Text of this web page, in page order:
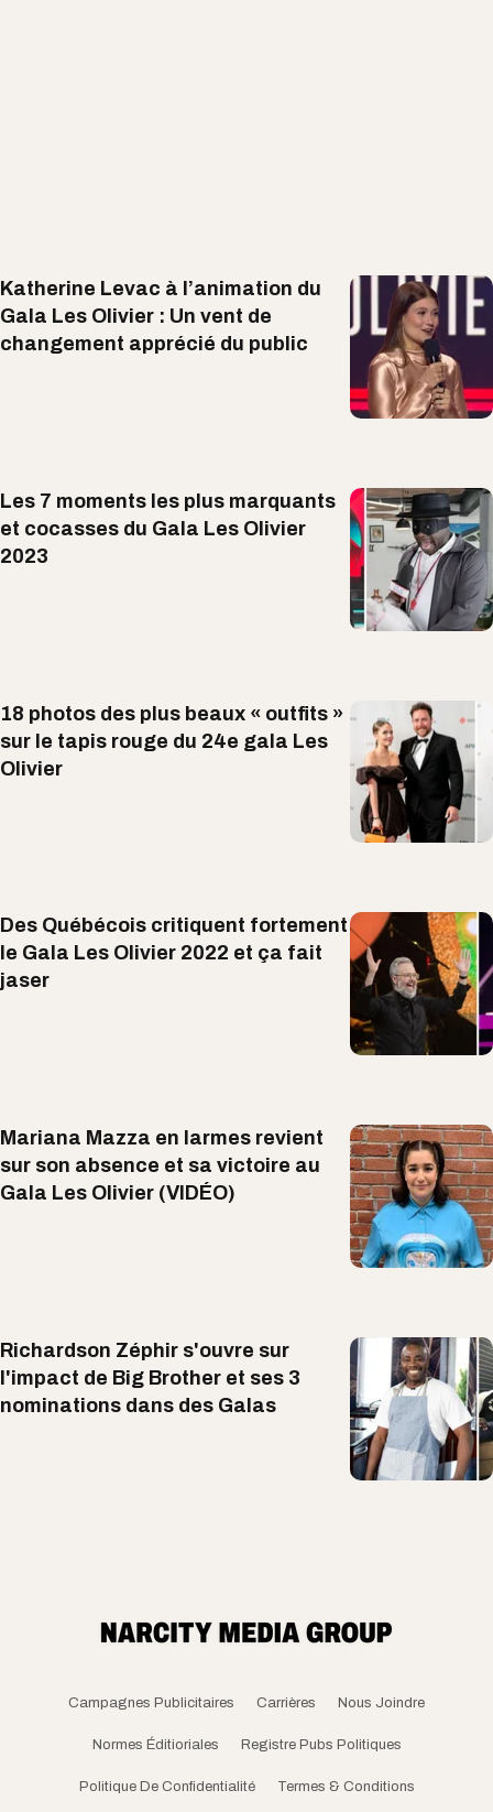
Katherine Levac à l’animation du
Gala Les Olivier : Un vent de
changement apprécié du public
Les 7 moments les plus marquants
et cocasses du Gala Les Olivier
2023
18 photos des plus beaux « outfits »
sur le tapis rouge du 24e gala Les
Olivier
Des Québécois critiquent fortement
le Gala Les Olivier 2022 et ça fait
jaser
Mariana Mazza en larmes revient
sur son absence et sa victoire au
Gala Les Olivier (VIDÉO)
Richardson Zéphir s'ouvre sur
l'impact de Big Brother et ses 3
nominations dans des Galas
Campagnes Publicitaires Carrières Nous Joindre
Normes Éditioriales Registre Pubs Politiques
Politique De Confidentialité Termes & Conditions